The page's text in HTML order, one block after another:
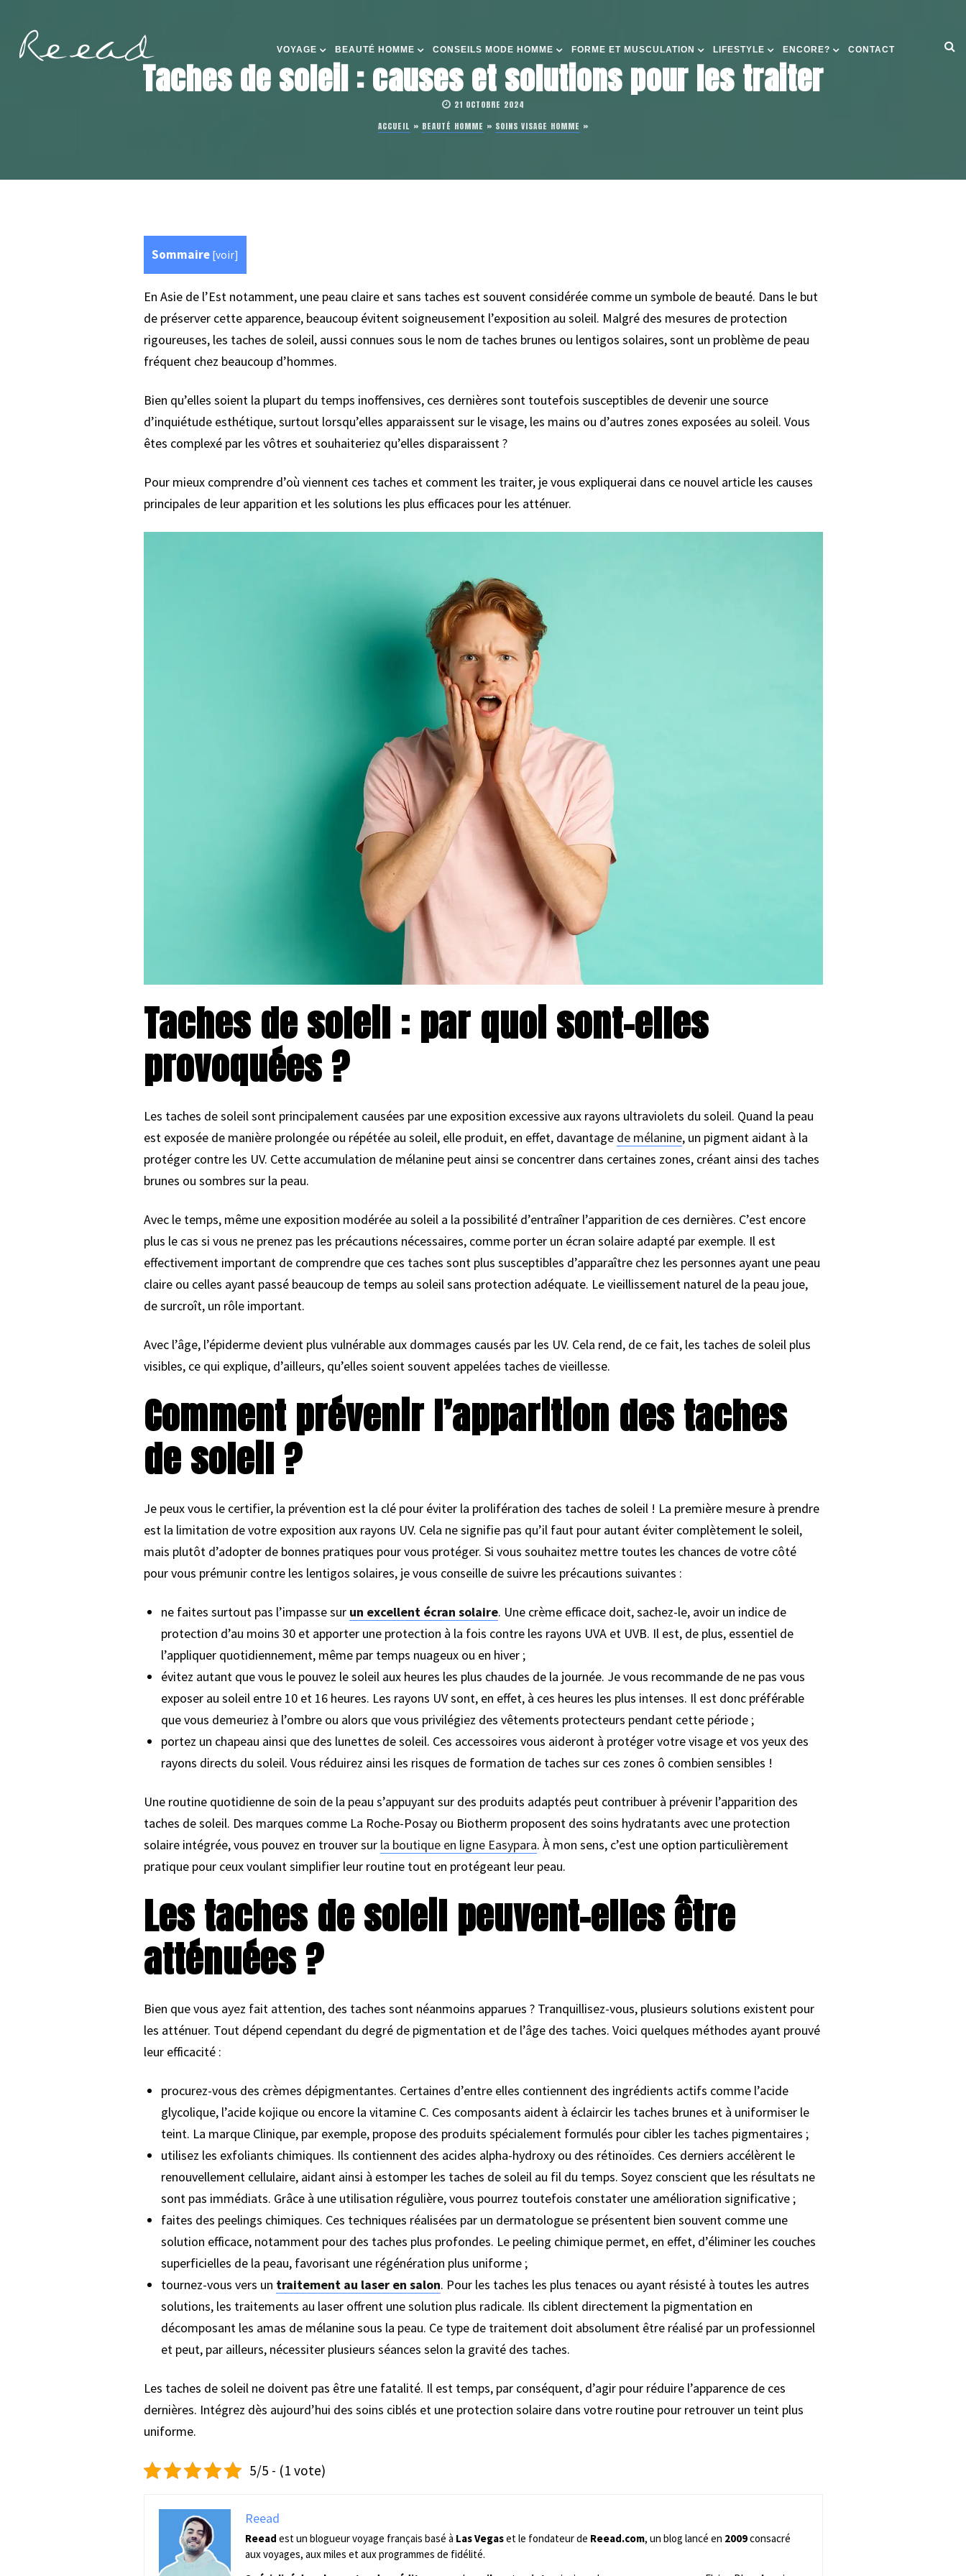
VOYAGE BEAUTÉ HOMME CONSEILS MODE HOMME FORME ET MUSCULATION LIFESTYLE ENCORE? CONTACT
Taches de soleil : causes et solutions pour les traiter
21 OCTOBRE 2024
ACCUEIL » BEAUTÉ HOMME » SOINS VISAGE HOMME »
Sommaire [voir]
En Asie de l’Est notamment, une peau claire et sans taches est souvent considérée comme un symbole de beauté. Dans le but
de préserver cette apparence, beaucoup évitent soigneusement l’exposition au soleil. Malgré des mesures de protection
rigoureuses, les taches de soleil, aussi connues sous le nom de taches brunes ou lentigos solaires, sont un problème de peau
fréquent chez beaucoup d’hommes.
Bien qu’elles soient la plupart du temps inoffensives, ces dernières sont toutefois susceptibles de devenir une source
d’inquiétude esthétique, surtout lorsqu’elles apparaissent sur le visage, les mains ou d’autres zones exposées au soleil. Vous
êtes complexé par les vôtres et souhaiteriez qu’elles disparaissent ?
Pour mieux comprendre d’où viennent ces taches et comment les traiter, je vous expliquerai dans ce nouvel article les causes
principales de leur apparition et les solutions les plus efficaces pour les atténuer.
Taches de soleil : par quoi sont-elles
provoquées ?
Les taches de soleil sont principalement causées par une exposition excessive aux rayons ultraviolets du soleil. Quand la peau
est exposée de manière prolongée ou répétée au soleil, elle produit, en effet, davantage de mélanine, un pigment aidant à la
protéger contre les UV. Cette accumulation de mélanine peut ainsi se concentrer dans certaines zones, créant ainsi des taches
brunes ou sombres sur la peau.
Avec le temps, même une exposition modérée au soleil a la possibilité d’entraîner l’apparition de ces dernières. C’est encore
plus le cas si vous ne prenez pas les précautions nécessaires, comme porter un écran solaire adapté par exemple. Il est
effectivement important de comprendre que ces taches sont plus susceptibles d’apparaître chez les personnes ayant une peau
claire ou celles ayant passé beaucoup de temps au soleil sans protection adéquate. Le vieillissement naturel de la peau joue,
de surcroît, un rôle important.
Avec l’âge, l’épiderme devient plus vulnérable aux dommages causés par les UV. Cela rend, de ce fait, les taches de soleil plus
visibles, ce qui explique, d’ailleurs, qu’elles soient souvent appelées taches de vieillesse.
Comment prévenir l’apparition des taches
de soleil ?
Je peux vous le certifier, la prévention est la clé pour éviter la prolifération des taches de soleil ! La première mesure à prendre
est la limitation de votre exposition aux rayons UV. Cela ne signifie pas qu’il faut pour autant éviter complètement le soleil,
mais plutôt d’adopter de bonnes pratiques pour vous protéger. Si vous souhaitez mettre toutes les chances de votre côté
pour vous prémunir contre les lentigos solaires, je vous conseille de suivre les précautions suivantes :
ne faites surtout pas l’impasse sur un excellent écran solaire. Une crème efficace doit, sachez-le, avoir un indice de
protection d’au moins 30 et apporter une protection à la fois contre les rayons UVA et UVB. Il est, de plus, essentiel de
l’appliquer quotidiennement, même par temps nuageux ou en hiver ;
évitez autant que vous le pouvez le soleil aux heures les plus chaudes de la journée. Je vous recommande de ne pas vous
exposer au soleil entre 10 et 16 heures. Les rayons UV sont, en effet, à ces heures les plus intenses. Il est donc préférable
que vous demeuriez à l’ombre ou alors que vous privilégiez des vêtements protecteurs pendant cette période ;
portez un chapeau ainsi que des lunettes de soleil. Ces accessoires vous aideront à protéger votre visage et vos yeux des
rayons directs du soleil. Vous réduirez ainsi les risques de formation de taches sur ces zones ô combien sensibles !
Une routine quotidienne de soin de la peau s’appuyant sur des produits adaptés peut contribuer à prévenir l’apparition des
taches de soleil. Des marques comme La Roche-Posay ou Biotherm proposent des soins hydratants avec une protection
solaire intégrée, vous pouvez en trouver sur la boutique en ligne Easypara. À mon sens, c’est une option particulièrement
pratique pour ceux voulant simplifier leur routine tout en protégeant leur peau.
Les taches de soleil peuvent-elles être
atténuées ?
Bien que vous ayez fait attention, des taches sont néanmoins apparues ? Tranquillisez-vous, plusieurs solutions existent pour
les atténuer. Tout dépend cependant du degré de pigmentation et de l’âge des taches. Voici quelques méthodes ayant prouvé
leur efficacité :
procurez-vous des crèmes dépigmentantes. Certaines d’entre elles contiennent des ingrédients actifs comme l’acide
glycolique, l’acide kojique ou encore la vitamine C. Ces composants aident à éclaircir les taches brunes et à uniformiser le
teint. La marque Clinique, par exemple, propose des produits spécialement formulés pour cibler les taches pigmentaires ;
utilisez les exfoliants chimiques. Ils contiennent des acides alpha-hydroxy ou des rétinoïdes. Ces derniers accélèrent le
renouvellement cellulaire, aidant ainsi à estomper les taches de soleil au fil du temps. Soyez conscient que les résultats ne
sont pas immédiats. Grâce à une utilisation régulière, vous pourrez toutefois constater une amélioration significative ;
faites des peelings chimiques. Ces techniques réalisées par un dermatologue se présentent bien souvent comme une
solution efficace, notamment pour des taches plus profondes. Le peeling chimique permet, en effet, d’éliminer les couches
superficielles de la peau, favorisant une régénération plus uniforme ;
tournez-vous vers un traitement au laser en salon. Pour les taches les plus tenaces ou ayant résisté à toutes les autres
solutions, les traitements au laser offrent une solution plus radicale. Ils ciblent directement la pigmentation en
décomposant les amas de mélanine sous la peau. Ce type de traitement doit absolument être réalisé par un professionnel
et peut, par ailleurs, nécessiter plusieurs séances selon la gravité des taches.
Les taches de soleil ne doivent pas être une fatalité. Il est temps, par conséquent, d’agir pour réduire l’apparence de ces
dernières. Intégrez dès aujourd’hui des soins ciblés et une protection solaire dans votre routine pour retrouver un teint plus
uniforme.
5/5 - (1 vote)
Reead
Reead est un blogueur voyage français basé à Las Vegaset le fondateur de Reead.com, un blog lancé en 2009consacré
aux voyages, aux miles et aux programmes de fidélité.